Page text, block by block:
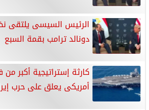
الرئيس السيسى يلتقى
دونالد ترامب بقمة السبع
كارثة إستراتيجية أكبر من
أمريكى يعلق على حرب